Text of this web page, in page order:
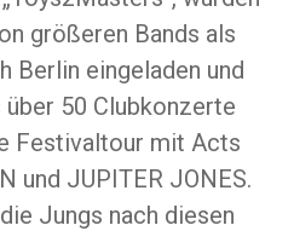
größeren Bands als
Berlin eingeladen und
50 Clubkonzerte
Festivaltour mit Acts
und JUPITER JONES.
Jungs nach diesen